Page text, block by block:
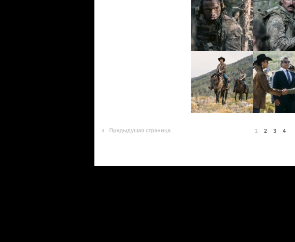
Предыдущая страница 1 2 3 4